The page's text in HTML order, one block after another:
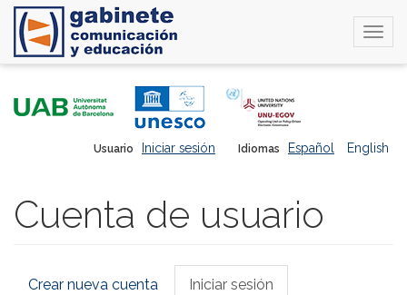
Idiomas Español English
Usuario Iniciar sesión
Cuenta de usuario
Solapas
Crear nueva cuenta Iniciar sesión